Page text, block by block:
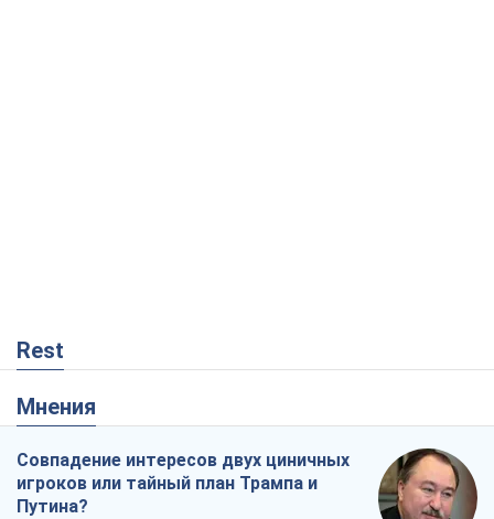
Rest
Мнения
Совпадение интересов двух циничных
игроков или тайный план Трампа и
Путина?